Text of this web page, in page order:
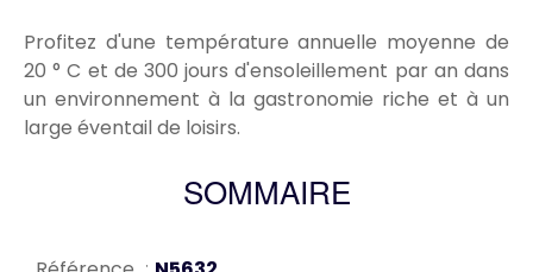
Profitez d'une température annuelle moyenne de
20 ° C et de 300 jours d'ensoleillement par an dans
un environnement à la gastronomie riche et à un
large éventail de loisirs.
SOMMAIRE